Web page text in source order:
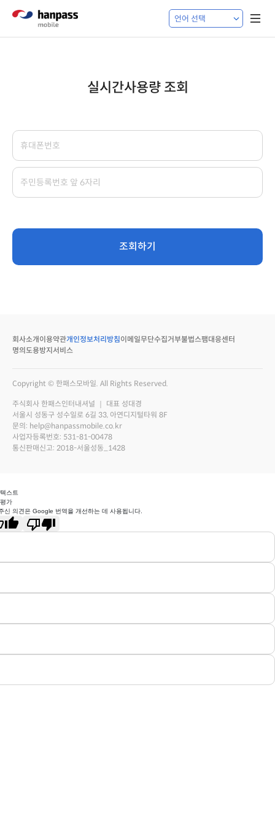
실시간사용량 조회
조회하기
회사소개 이용약관개인정보처리방침이메일무단수집거부불법스팸대응센터
명의도용방지서비스
Copyright © 한패스모바일. All Rights Reserved.
주식회사 한패스인터내셔널 ｜ 대표 성대경
서울시 성동구 성수일로 6길 33, 아연디지털타워 8F
문의: help@hanpassmobile.co.kr
사업자등록번호: 531-81-00478
통신판매신고: 2018-서울성동_1428
스트
가
신 의견은 Google 번역을 개선하는 데 사용됩니다.